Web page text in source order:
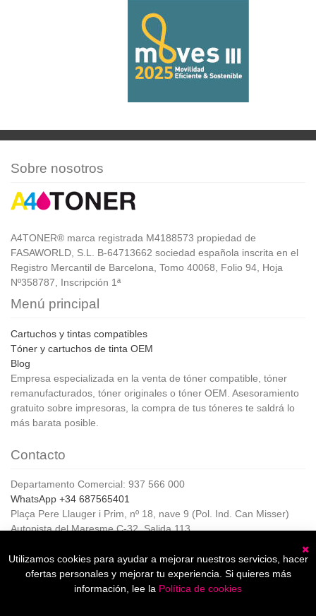
Sobre nosotros
A4TONER® marca registrada M4188573 propiedad de
FASAWORLD, S.L. B-64713662 sociedad española inscrita en el
Registro Mercantil de Barcelona, Tomo 40068, Folio 94, Hoja
Nº358787, Inscripción 1ª
Menú principal
Cartuchos y tintas compatibles
Tóner y cartuchos de tinta OEM
Blog
Empresa especializada en la venta de tóner compatible, tóner
remanufacturados, tóner originales o tóner OEM. Asesoramiento
gratuito sobre impresoras, la compra de tus tóneres te saldrá lo
más barata posible.
Contacto
Departamento Comercial: 937 566 000
WhatsApp +34 687565401
Plaça Pere Llauger i Prim, nº 18, nave 9 (Pol. Ind. Can Misser)
Autopista del Maresme C-32, Salida 113
Horario de Atención al cliente:
De lunes a jueves de 8:00 a 17:00,
Viernes de 8:00 a 15:00
Utilizamos cookies para ayudar a mejorar nuestros servicios, hacer
ofertas personales y mejorar tu experiencia. Si quieres más
información, lee la Política de cookies